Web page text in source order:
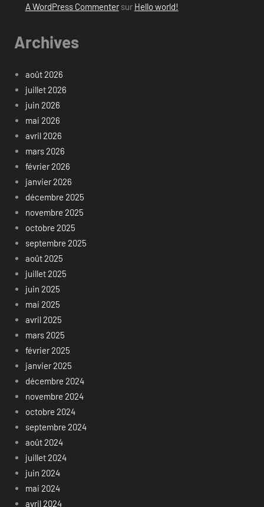
A WordPress Commentersur Hello world!
Archives
août 2026
juillet 2026
juin 2026
mai 2026
avril 2026
mars 2026
février 2026
janvier 2026
décembre 2025
novembre 2025
octobre 2025
septembre 2025
août 2025
juillet 2025
juin 2025
mai 2025
avril 2025
mars 2025
février 2025
janvier 2025
décembre 2024
novembre 2024
octobre 2024
septembre 2024
août 2024
juillet 2024
juin 2024
mai 2024
avril 2024